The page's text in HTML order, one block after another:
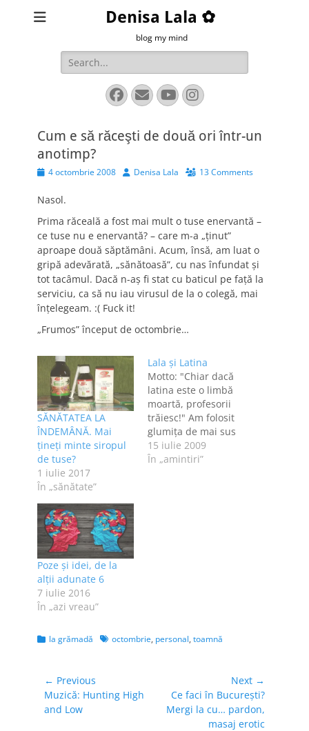
Denisa Lala ✿
blog my mind
Search
for:
Facebook
EmailYouTube
Instagram
Cum e să răceşti de două ori într-un
anotimp?
Posted
4 octombrie 2008 AuthorDenisa Lala 13 Comments
Nasol.
Prima răceală a fost mai mult o tuse enervantă –
ce tuse nu e enervantă? – care m-a „ţinut”
aproape două săptămâni. Acum, însă, am luat o
gripă adevărată, „sănătoasă”, cu nas înfundat şi
tot tacâmul. Dacă n-aş fi stat cu baticul pe faţă la
serviciu, ca să nu iau virusul de la o colegă, mai
înţelegeam. :( Fuck it!
„Frumos” început de octombrie…
SĂNĂTATEA LA
ÎNDEMÂNĂ. Mai
țineți minte siropul
de tuse?
1 iulie 2017
În „sănătate”
Lala şi Latina
Motto: "Chiar dacă
latina este o limbă
moartă, profesorii
trăiesc!" Am folosit
glumiţa de mai sus
ca motto doar
pentru "impresia
15 iulie 2009
În „amintiri”
Poze și idei, de la
alții adunate 6
7 iulie 2016
În „azi vreau”
Categories
la grămadă Tagsoctombrie, personal, toamnă
Navigare
în
articole
← Previous
Previous
post:
Muzică: Hunting High
and Low
Next →
Next
post:
Ce faci în Bucureşti?
Mergi la cu… pardon,
masaj erotic